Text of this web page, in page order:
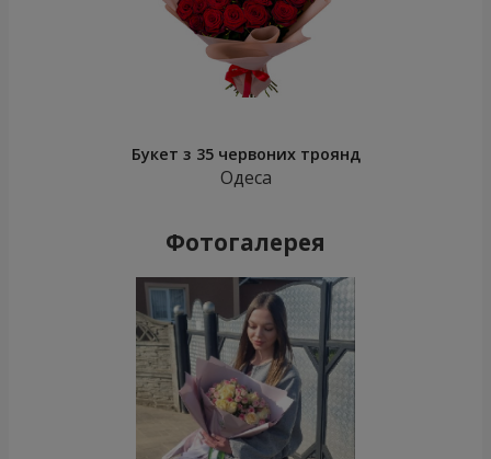
Букет з 35 червоних троянд
Одеса
Фотогалерея